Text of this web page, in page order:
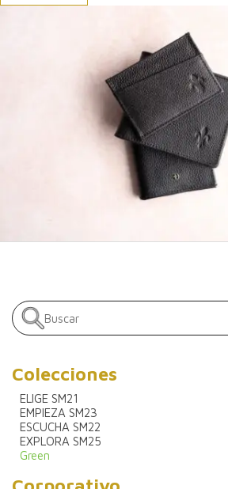
Colecciones
ELIGE SM21
EMPIEZA SM23
ESCUCHA SM22
EXPLORA SM25
Green